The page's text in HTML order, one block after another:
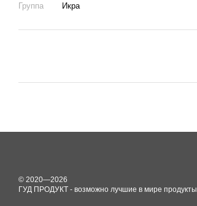
Группа Икра
© 2020—2026
ГУД ПРОДУКТ - возможно лучшие в мире продукты